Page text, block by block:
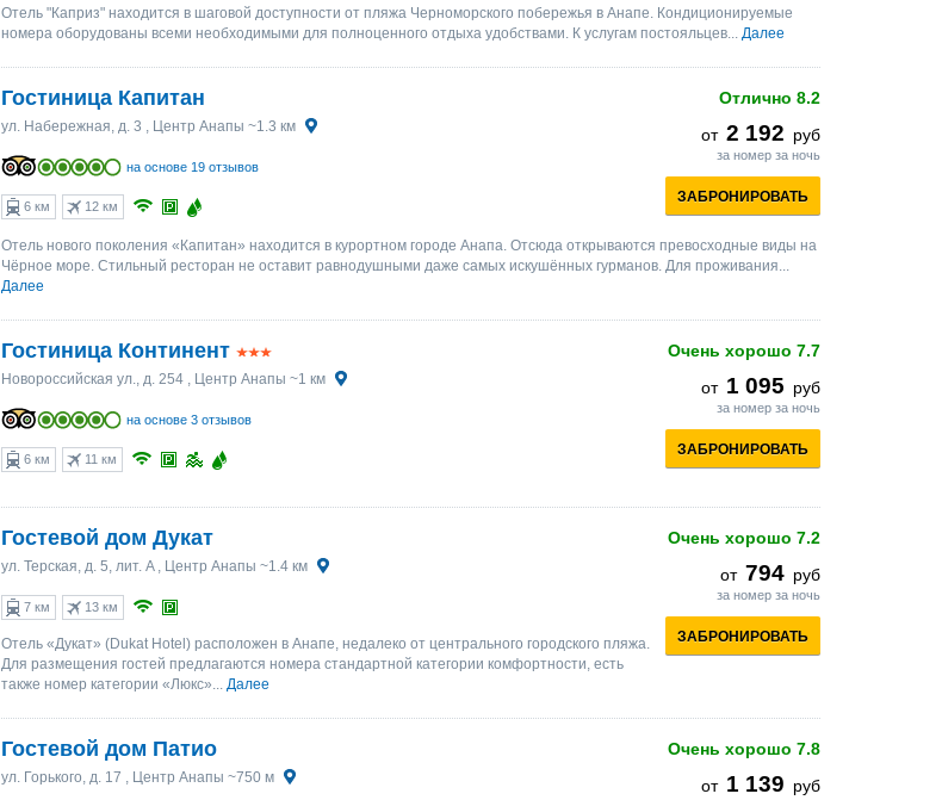
Отель "Каприз" находится в шаговой доступности от пляжа Черноморского побережья в Анапе. Кондиционируемые
номера оборудованы всеми необходимыми для полноценного отдыха удобствами. К услугам постояльцев... Далее
Отлично 8.2
от 2 192 руб
за номер за ночь
ЗАБРОНИРОВАТЬ
Гостиница Капитан
ул. Набережная, д. 3 , Центр Анапы ~1.3 км
на основе 19 отзывов
6 км 12 км
Отель нового поколения «Капитан» находится в курортном городе Анапа. Отсюда открываются превосходные виды на
Чёрное море. Стильный ресторан не оставит равнодушными даже самых искушённых гурманов. Для проживания...
Далее
Очень хорошо 7.7
от 1 095 руб
за номер за ночь
ЗАБРОНИРОВАТЬ
Гостиница Континент
Новороссийская ул., д. 254, Центр Анапы ~1 км
на основе 3 отзывов
6 км 11 км
Очень хорошо 7.2
от 794 руб
за номер за ночь
ЗАБРОНИРОВАТЬ
Гостевой дом Дукат
ул. Терская, д. 5, лит. A, Центр Анапы ~1.4 км
7 км 13 км
Отель «Дукат» (Dukat Hotel) расположен в Анапе, недалеко от центрального городского пляжа.
Для размещения гостей предлагаются номера стандартной категории комфортности, есть
также номер категории «Люкс»... Далее
Очень хорошо 7.8
от 1 139 руб
Гостевой дом Патио
ул. Горького, д. 17 , Центр Анапы ~750 м